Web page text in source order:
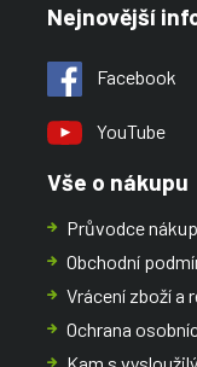
Nejnovější
Facebook
YouTube
Vše o nákupu
Průvodce
Obchodní
Vrácení zboží a
Ochrana